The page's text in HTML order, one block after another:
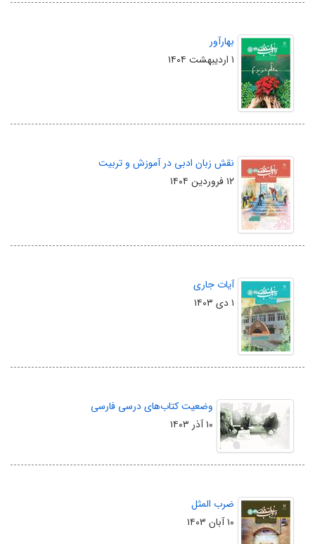
بهارآور
۱ اردیبهشت ۱۴۰۴
نقش زبان ادبی در آموزش و تربیت
۱۲ فروردین ۱۴۰۴
آیات جاری
۱ دی ۱۴۰۳
وضعیت کتاب‌های درسی فارسی
۱۰ آذر ۱۴۰۳
ضرب‌ المثل
۱۰ آبان ۱۴۰۳